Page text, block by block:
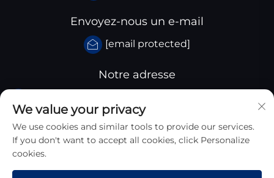
Envoyez-nous un e-mail
[email protected]
Notre adresse
province du Sichuan, Chine
We value your privacy
We use cookies and similar tools to provide our services.
If you don't want to accept all cookies, click Personalize
cookies.